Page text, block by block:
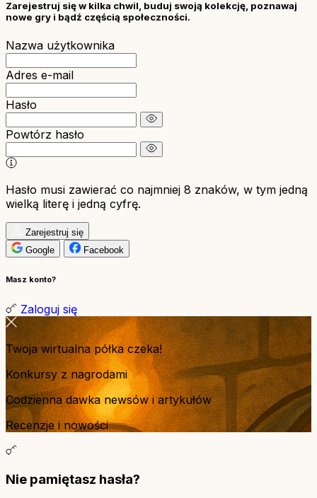
Zarejestruj się w kilka chwil, buduj swoją kolekcję, poznawaj
nowe gry i bądź częścią społeczności.
Nazwa użytkownika
Adres e-mail
Hasło
Powtórz hasło
Hasło musi zawierać co najmniej 8 znaków, w tym jedną
wielką literę i jedną cyfrę.
Zarejestruj się
Google
Facebook
Masz konto?
Zaloguj się
Twoja wirtualna półka czeka!
Konkursy z nagrodami
Codzienna dawka newsów i artykułów
Recenzje i nowości
Nie pamiętasz hasła?